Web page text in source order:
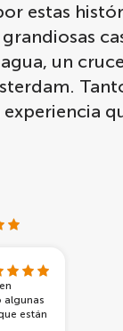
estas
un
experiencia
algunas
están